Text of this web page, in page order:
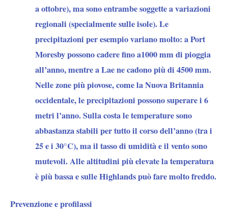
a ottobre), ma sono entrambe soggette a variazioni
regionali (specialmente sulle isole). Le
precipitazioni per esempio variano molto: a Port
Moresby possono cadere fino a1000 mm di pioggia
all’anno, mentre a Lae ne cadono più di 4500 mm.
Nelle zone più piovose, come la Nuova Britannia
occidentale, le precipitazioni possono superare i 6
metri l’anno. Sulla costa le temperature sono
abbastanza stabili per tutto il corso dell’anno (tra i
25 e i 30°C), ma il tasso di umidità e il vento sono
mutevoli. Alle altitudini più elevate la temperatura
è più bassa e sulle Highlands può fare molto freddo.
Prevenzione e profilassi